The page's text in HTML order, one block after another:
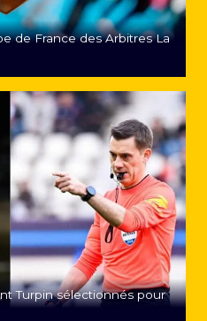
de France des Arbitres La
Turpin sélectionnés pour